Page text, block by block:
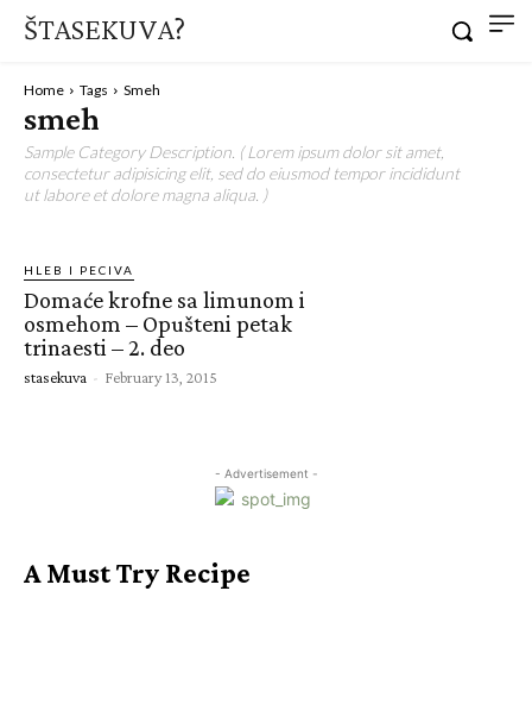
ŠTASEKUVA?
Home Tags Smeh
smeh
Sample Category Description. ( Lorem ipsum dolor sit amet,
consectetur adipisicing elit, sed do eiusmod tempor incididunt
ut labore et dolore magna aliqua. )
HLEB I PECIVA
Domaće krofne sa limunom i
osmehom – Opušteni petak
trinaesti – 2. deo
stasekuva - February 13, 2015
- Advertisement -
A Must Try Recipe